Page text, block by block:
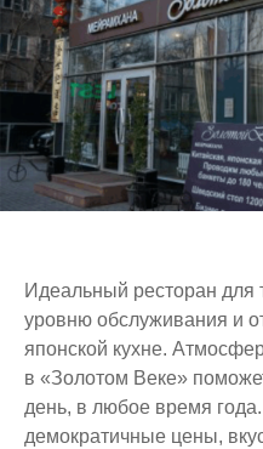
Идеальный ресторан для
уровню обслуживания и
японской кухне.
в «Золотом Веке»
день, в любое время
демократичные цены,